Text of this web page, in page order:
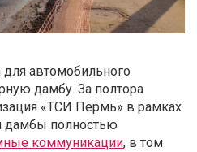
автомобильного
дамбу. За полтора
«ТСИ Пермь» в рамках
дамбы полностью
коммуникации, в том